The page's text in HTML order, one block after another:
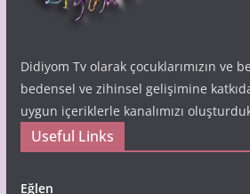
Didiyom Tv olarak çocuklarımızın ve
bedensel ve zihinsel gelişimine
uygun içeriklerle kanalımızı
Useful Links
Eğlen